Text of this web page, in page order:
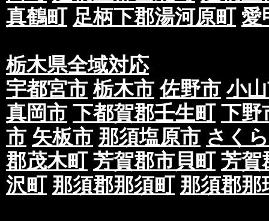
真鶴町 足柄下郡湯河原町 愛
栃木県全域対応
宇都宮市 栃木市 佐野市 小
真岡市 下都賀郡壬生町 下野
市 矢板市 那須塩原市 さく
郡茂木町 芳賀郡市貝町 芳賀
沢町 那須郡那須町 那須郡那